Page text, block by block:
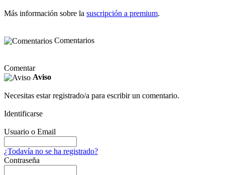
Más información sobre la suscripción a premium.
Comentarios
Comentar
Aviso
Necesitas estar registrado/a para escribir un comentario.
Identificarse
Usuario o Email
¿Todavía no se ha registrado?
Contraseña